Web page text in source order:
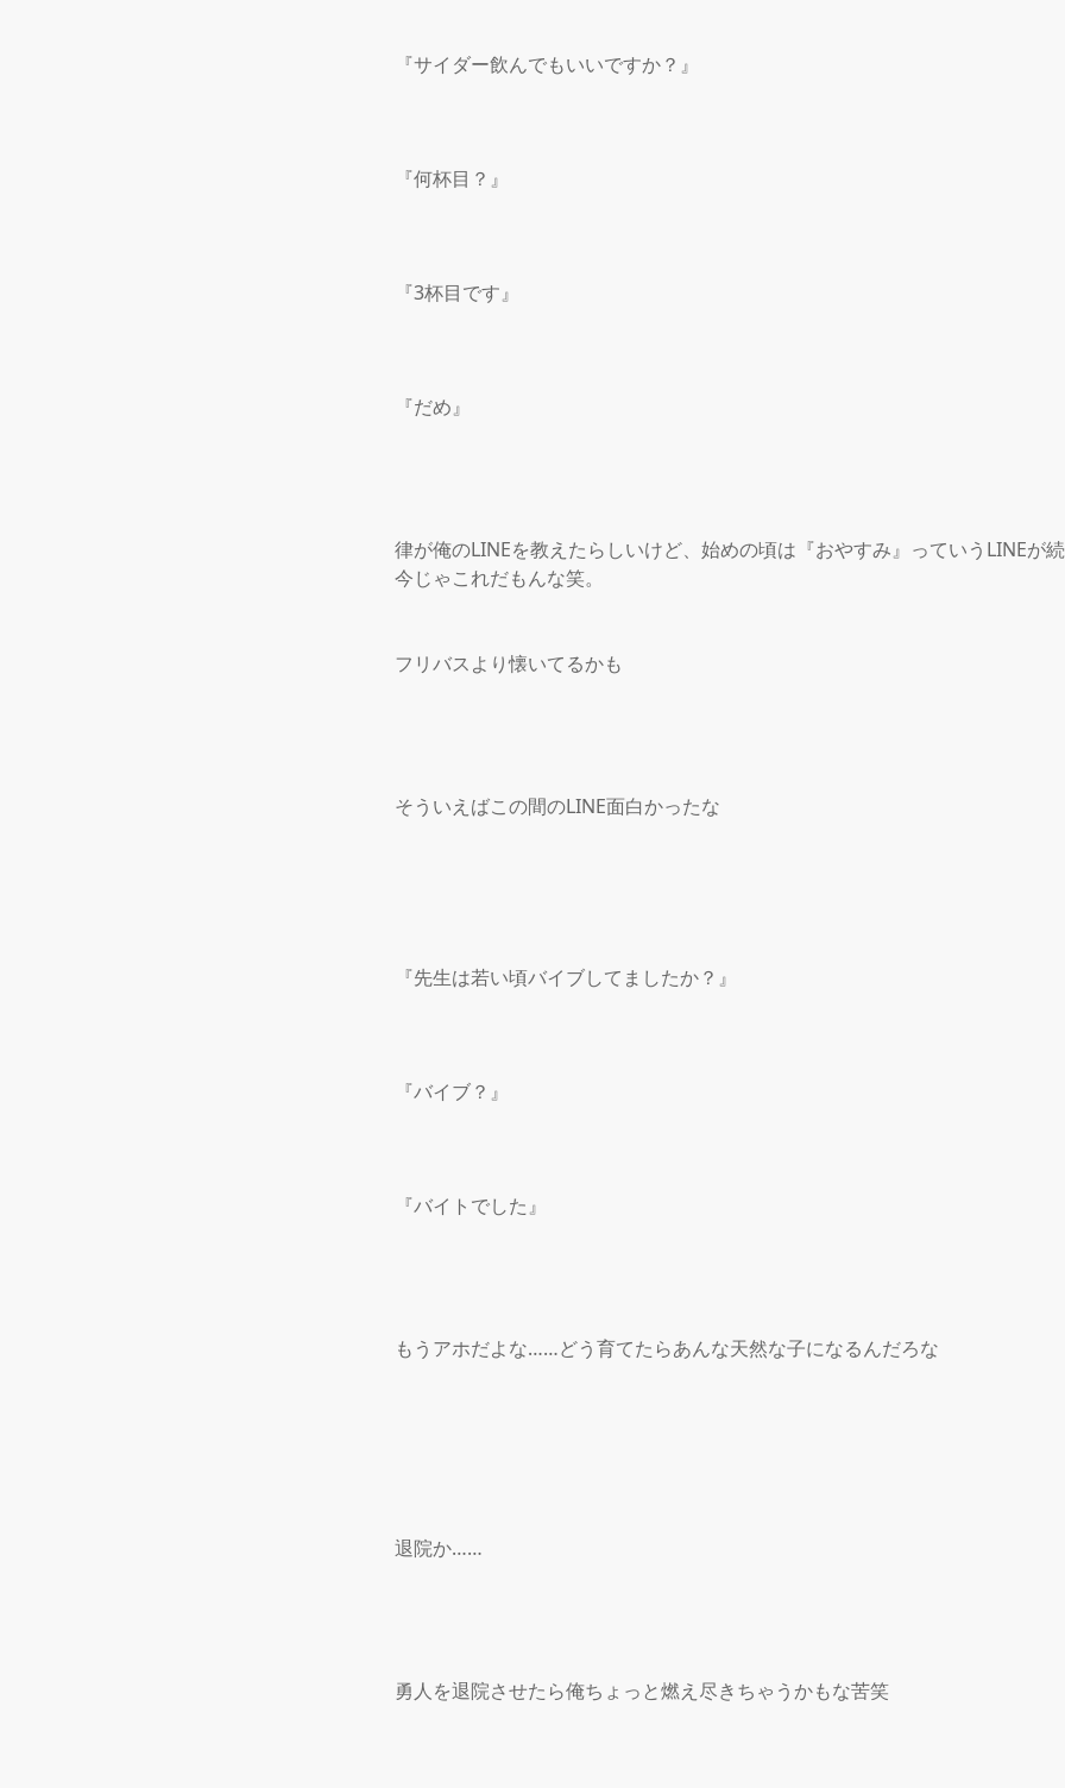
『サイダー飲んでもいいですか？』
『何杯目？』
『3杯目です』
『だめ』
律が俺のLINEを教えたらしいけど、始めの頃は『おやすみ』っていうLINEが続
今じゃこれだもんな笑。
フリバスより懐いてるかも
そういえばこの間のLINE面白かったな
『先生は若い頃バイブしてましたか？』
『バイブ？』
『バイトでした』
もうアホだよな……どう育てたらあんな天然な子になるんだろな
退院か……
勇人を退院させたら俺ちょっと燃え尽きちゃうかもな苦笑